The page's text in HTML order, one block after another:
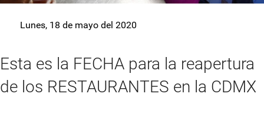
Lunes, 18 de mayo del 2020
Esta es la FECHA para la reapertura
de los RESTAURANTES en la CDMX